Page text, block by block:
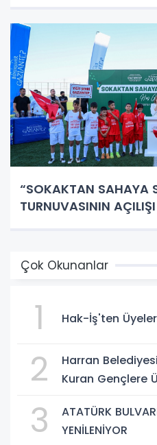
“SOKAKTAN SAHAYA
TURNUVASININ
Çok Okunanlar
1 Hak-İş'ten
2
Harran
Kuran Gençlere
3
ATATÜRK
YENİLENİYOR